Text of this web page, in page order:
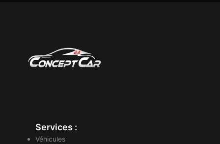
Services :
Véhicules